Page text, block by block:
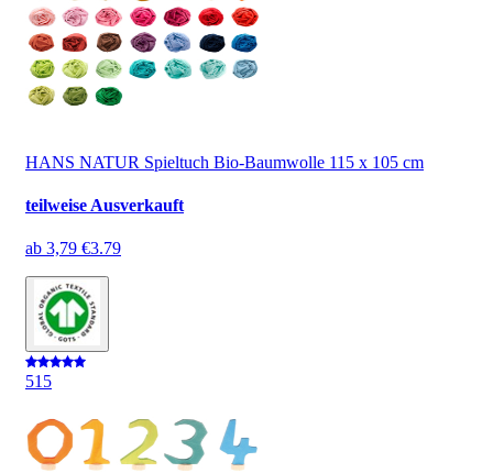
HANS NATUR Spieltuch Bio-Baumwolle 115 x 105 cm
teilweise Ausverkauft
ab 3,79 €3.79
515